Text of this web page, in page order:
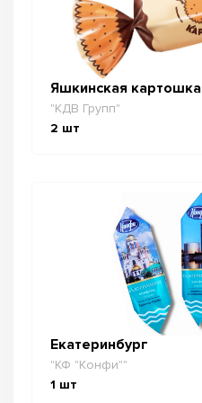
Яшкинская картошка
"КДВ Групп"
2 шт
Екатеринбург
"КФ "Конфи""
1 шт